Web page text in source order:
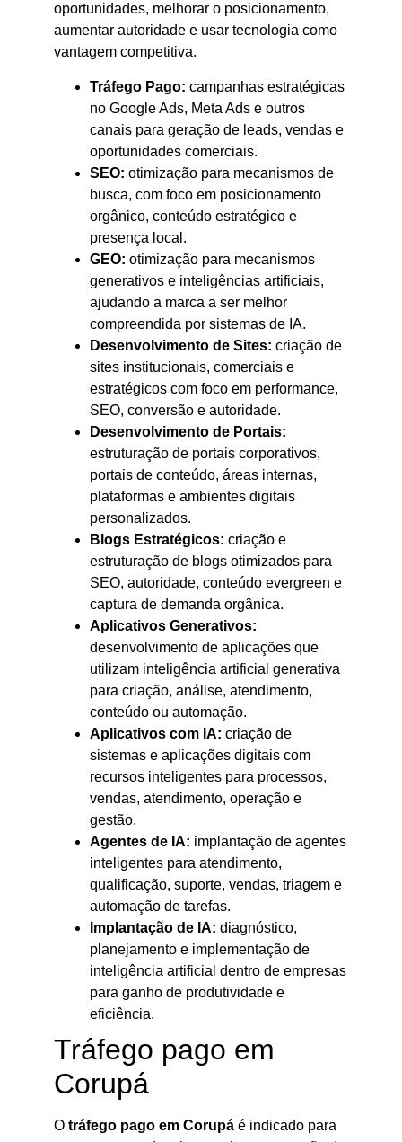
oportunidades, melhorar o posicionamento,
aumentar autoridade e usar tecnologia como
vantagem competitiva.
Tráfego Pago: campanhas estratégicas
no Google Ads, Meta Ads e outros
canais para geração de leads, vendas e
oportunidades comerciais.
SEO: otimização para mecanismos de
busca, com foco em posicionamento
orgânico, conteúdo estratégico e
presença local.
GEO: otimização para mecanismos
generativos e inteligências artificiais,
ajudando a marca a ser melhor
compreendida por sistemas de IA.
Desenvolvimento de Sites: criação de
sites institucionais, comerciais e
estratégicos com foco em performance,
SEO, conversão e autoridade.
Desenvolvimento de Portais:
estruturação de portais corporativos,
portais de conteúdo, áreas internas,
plataformas e ambientes digitais
personalizados.
Blogs Estratégicos: criação e
estruturação de blogs otimizados para
SEO, autoridade, conteúdo evergreen e
captura de demanda orgânica.
Aplicativos Generativos:
desenvolvimento de aplicações que
utilizam inteligência artificial generativa
para criação, análise, atendimento,
conteúdo ou automação.
Aplicativos com IA: criação de
sistemas e aplicações digitais com
recursos inteligentes para processos,
vendas, atendimento, operação e
gestão.
Agentes de IA: implantação de agentes
inteligentes para atendimento,
qualificação, suporte, vendas, triagem e
automação de tarefas.
Implantação de IA: diagnóstico,
planejamento e implementação de
inteligência artificial dentro de empresas
para ganho de produtividade e
eficiência.
Tráfego pago em
Corupá
O tráfego pago em Corupá é indicado para